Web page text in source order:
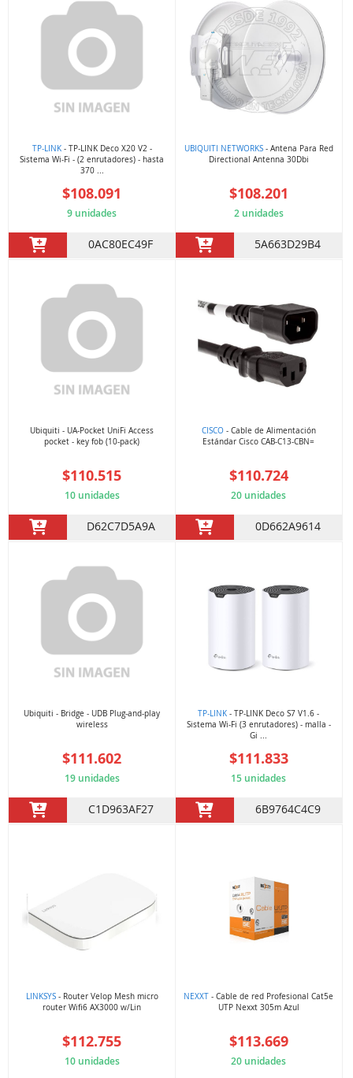
TP-LINK- TP-LINK Deco X20 V2 -
Sistema Wi-Fi - (2 enrutadores) - hasta
370 ...
$108.091
9 unidades
0AC80EC49F
UBIQUITI NETWORKS- Antena Para Red
Directional Antenna 30Dbi
$108.201
2 unidades
5A663D29B4
Ubiquiti - UA-Pocket UniFi Access
pocket - key fob (10-pack)
$110.515
10 unidades
D62C7D5A9A
CISCO- Cable de Alimentación
Estándar Cisco CAB-C13-CBN=
$110.724
20 unidades
0D662A9614
Ubiquiti - Bridge - UDB Plug-and-play
wireless
$111.602
19 unidades
C1D963AF27
TP-LINK - TP-LINK Deco S7 V1.6 -
Sistema Wi-Fi (3 enrutadores) - malla -
Gi ...
$111.833
15 unidades
6B9764C4C9
LINKSYS- Router Velop Mesh micro
router Wifi6 AX3000 w/Lin
$112.755
10 unidades
NEXXT - Cable de red Profesional Cat5e
UTP Nexxt 305m Azul
$113.669
20 unidades